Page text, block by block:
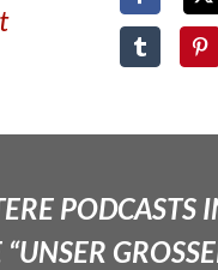
PODCASTS